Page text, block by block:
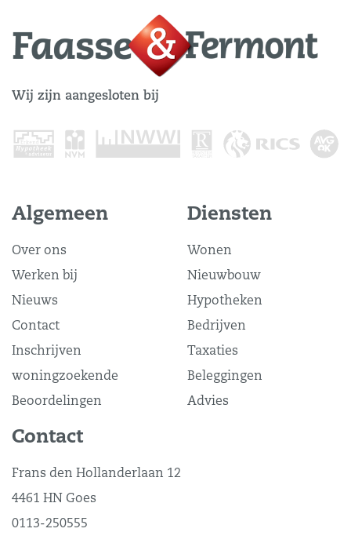
Wij zijn aangesloten bij
Algemeen
Over ons
Werken bij
Nieuws
Contact
Inschrijven
woningzoekende
Beoordelingen
Diensten
Wonen
Nieuwbouw
Hypotheken
Bedrijven
Taxaties
Beleggingen
Advies
Contact
Frans den Hollanderlaan 12
4461 HN Goes
0113-250555